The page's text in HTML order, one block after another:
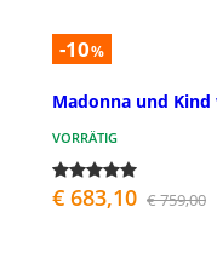
-10%
Madonna und
VORRÄTIG
€ 683,10 € 759,00